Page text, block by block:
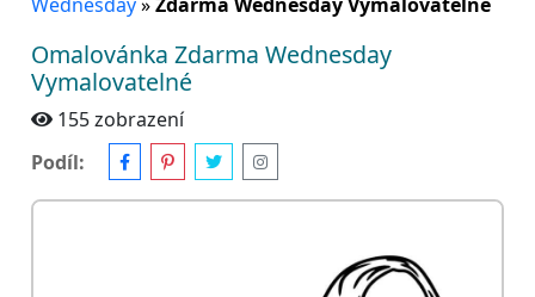
Omalovánka Zdarma Wednesday
Vymalovatelné
155 zobrazení
Podíl: